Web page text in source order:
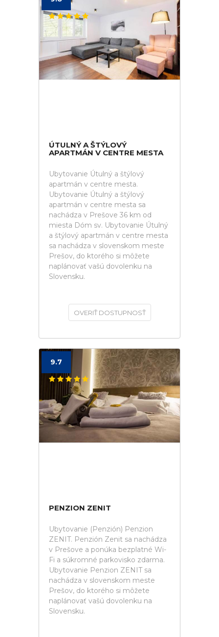
ÚTULNÝ A ŠTÝLOVÝ
APARTMÁN V CENTRE MESTA
Ubytovanie Útulný a štýlový
apartmán v centre mesta.
Ubytovanie Útulný a štýlový
apartmán v centre mesta sa
nachádza v Prešove 36 km od
miesta Dóm sv. Ubytovanie Útulný
a štýlový apartmán v centre mesta
sa nachádza v slovenskom meste
Prešov, do ktorého si môžete
naplánovať vašú dovolenku na
Slovensku.
OVERIŤ DOSTUPNOSŤ
9.7
PENZION ZENIT
Ubytovanie (Penzión) Penzion
ZENIT. Penzión Zenit sa nachádza
v Prešove a ponúka bezplatné Wi-
Fi a súkromné parkovisko zdarma.
Ubytovanie Penzion ZENIT sa
nachádza v slovenskom meste
Prešov, do ktorého si môžete
naplánovať vašú dovolenku na
Slovensku.